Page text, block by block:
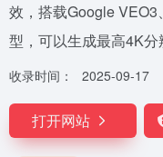
效，搭载Google
型，可以生成最高4K分
收录时间： 2025-09-17
打开网站